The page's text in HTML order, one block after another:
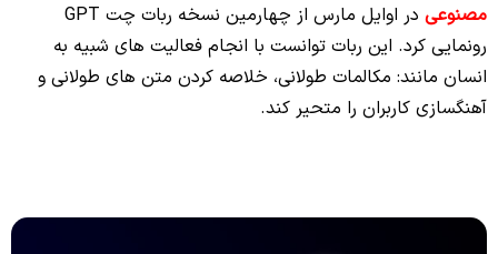
مصنوعی
در اوایل مارس از چهارمین نسخه ربات چت GPT
رونمایی کرد. این ربات توانست با انجام فعالیت های شبیه به
انسان مانند: مکالمات طولانی، خلاصه کردن متن های طولانی و
آهنگسازی کاربران را متحیر کند.